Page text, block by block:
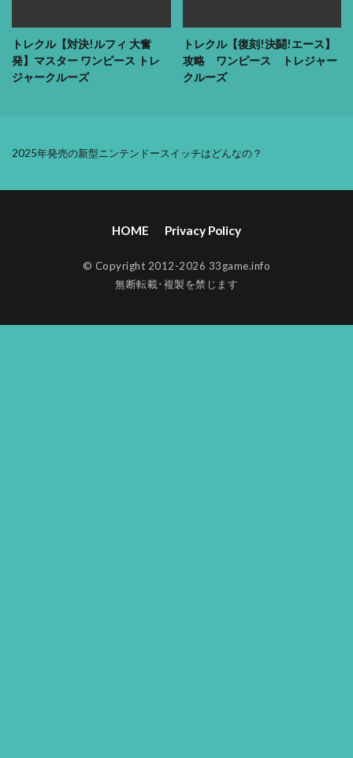
トレクル【対決!ルフィ 大奮
発】マスター ワンピース トレ
ジャークルーズ
トレクル【復刻!決闘!エース】
攻略 ワンピース トレジャー
クルーズ
2025年発売の新型ニンテンドースイッチはどんなの？
HOME Privacy Policy
© Copyright 2012-2026 33game.info
無断転載･複製を禁じます